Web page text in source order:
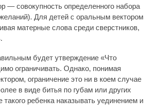
— совокупность определенного набора
Для детей с оральным вектором
матерные слова среди сверстников,
будет утверждение «Что
ограничивать. Однако, понимая
ограничение это ни в коем случае
в виде битья по губам или других
ребенка наказывать уединением и